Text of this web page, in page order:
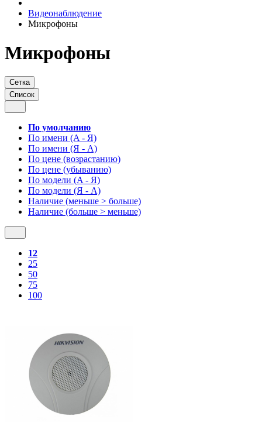
Видеонаблюдение
Микрофоны
Микрофоны
Сетка
Список
По умолчанию
По имени (A - Я)
По имени (Я - A)
По цене (возрастанию)
По цене (убыванию)
По модели (A - Я)
По модели (Я - A)
Наличие (меньше > больше)
Наличие (больше > меньше)
12
25
50
75
100